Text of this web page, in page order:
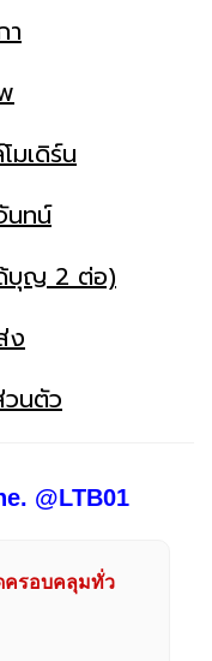
มเดิร์น
นทน์
บุญ 2 ต่อ)
ง
วนตัว
@LTB01
ครอบคลุมทั่ว